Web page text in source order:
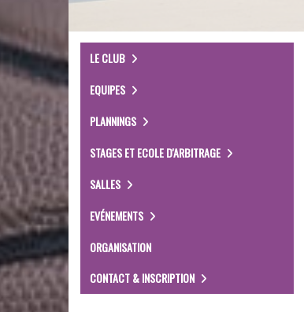
LE CLUB
EQUIPES
PLANNINGS
STAGES ET ECOLE D'ARBITRAGE
SALLES
EVÉNEMENTS
ORGANISATION
CONTACT & INSCRIPTION